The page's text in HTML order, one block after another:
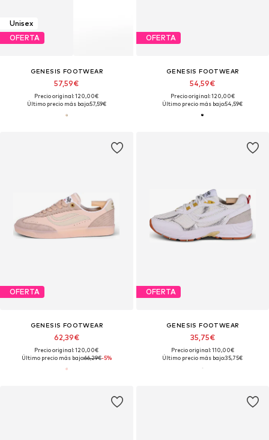
Unisex
OFERTA
GENESIS FOOTWEAR
57,59€
Precio original: 120,00€
Último precio más bajo:57,59€
OFERTA
GENESIS FOOTWEAR
54,59€
Precio original: 120,00€
Último precio más bajo:54,59€
OFERTA
GENESIS FOOTWEAR
62,39€
Precio original: 120,00€
Último precio más bajo:66,29€-5%
OFERTA
GENESIS FOOTWEAR
35,75€
Precio original: 110,00€
Último precio más bajo:35,75€